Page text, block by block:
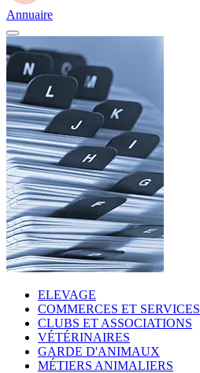
Annuaire
ELEVAGE
COMMERCES ET SERVICES
CLUBS ET ASSOCIATIONS
VÉTÉRINAIRES
GARDE D'ANIMAUX
MÉTIERS ANIMALIERS